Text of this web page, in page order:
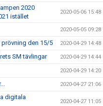
2020
istället
2020-05-06 15:48
2020-05-05 09:28
den 15/5 2020-04-29 14:48
SM tävlingar 2020-04-29 14:44
2020-04-29 14:20
2020-04-27 21:06
digitala
2020-04-27 11:05